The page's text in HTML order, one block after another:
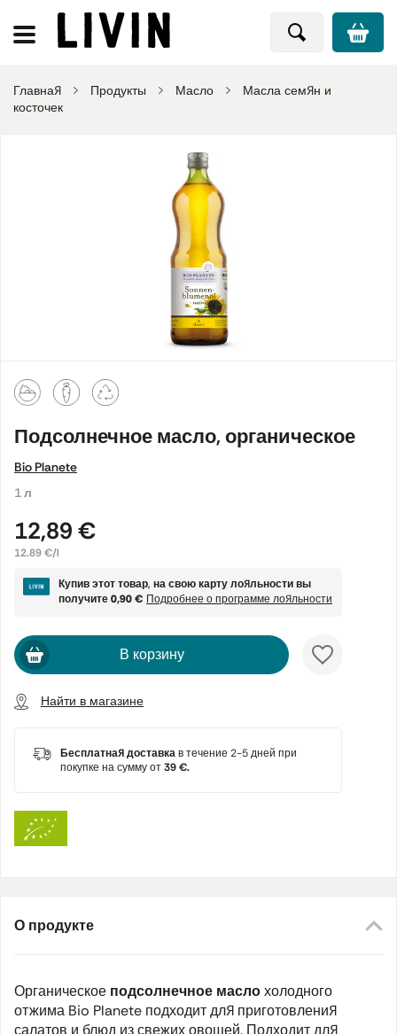
Главная Продукты Масло
Масла семян и
косточек
Подсолнечное масло, органическое
Bio Planete
1 л
12,89 €
12.89 €/l
Купив этот товар, на свою карту лояльности вы
получите0,90 € Подробнее о программе лояльности
В корзину
Найти в магазине
Бесплатная доставкав течение 2-5 дней при
покупке на сумму от39 €.
О продукте
Органическое подсолнечное маслохолодного
отжима Bio Planete подходит для приготовления
салатов и блюд из свежих овощей. Подходит для